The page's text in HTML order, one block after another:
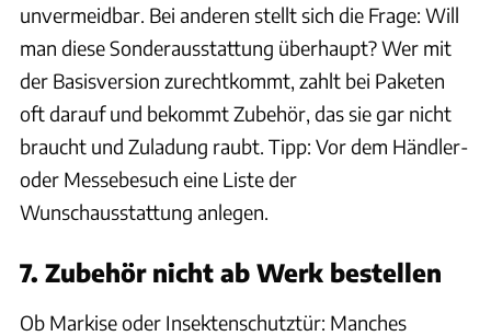
unvermeidbar. Bei anderen stellt sich die Frage: Will
man diese Sonderausstattung überhaupt? Wer mit
der Basisversion zurechtkommt, zahlt bei Paketen
oft darauf und bekommt Zubehör, das sie gar nicht
braucht und Zuladung raubt. Tipp: Vor dem Händler-
oder Messebesuch eine Liste der
Wunschausstattung anlegen.
7. Zubehör nicht ab Werk bestellen
Ob Markise oder Insektenschutztür: Manches